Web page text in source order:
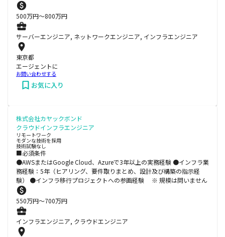
500万円〜800万円
サーバーエンジニア, ネットワークエンジニア, インフラエンジニア
東京都
エージェントに
お問い合わせする
お気に入り
株式会社カヤックボンド
クラウドインフラエンジニア
リモートワーク
モダンな技術を採用
技術試験なし
■必須条件
●AWSまたはGoogle Cloud、Azureで3年以上の実務経験 ●インフラ業
務経験：5年（ヒアリング、要件取りまとめ、設計及び構築の指示経
験） ●インフラ移行プロジェクトへの参画経験 ※ 規模は問いません
550万円〜700万円
インフラエンジニア, クラウドエンジニア